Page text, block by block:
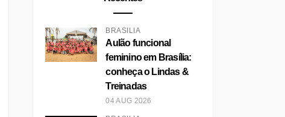
BRASÍLIA
Aulão funcional
feminino em Brasília:
conheça o Lindas &
Treinadas
04 AUG 2026